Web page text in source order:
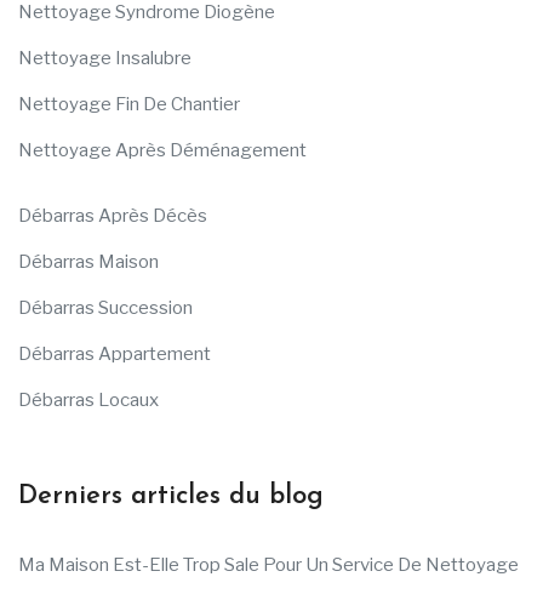
Nettoyage Syndrome Diogène
Nettoyage Insalubre
Nettoyage Fin De Chantier
Nettoyage Après Déménagement
Débarras Après Décès
Débarras Maison
Débarras Succession
Débarras Appartement
Débarras Locaux
Derniers articles du blog
Ma Maison Est-Elle Trop Sale Pour Un Service De Nettoyage